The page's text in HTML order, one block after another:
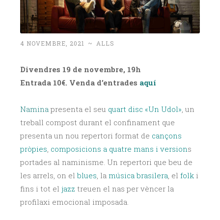
4 NOVEMBRE, 2021 ~ ALLS
Divendres 19 de novembre, 19h
Entrada 10€. Venda d’entrades aquí
Namina presenta el seu quart disc «Un Udol», un
treball compost durant el confinament que
presenta un nou repertori format de cançons
pròpies, composicions a quatre mans i versions
portades al naminisme. Un repertori que beu de
les arrels, on el blues, la música brasilera, el folk i
fins i tot el jazz treuen el nas per vèncer la
profilaxi emocional imposada.